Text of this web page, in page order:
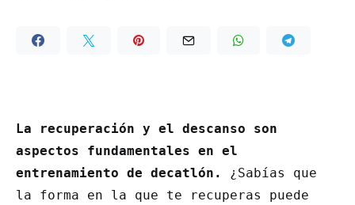
La recuperación y el descanso son
aspectos fundamentales en el
entrenamiento de decatlón.
¿Sabías que
la forma en la que te recuperas puede